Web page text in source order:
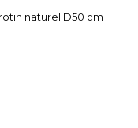
naturel D50 cm